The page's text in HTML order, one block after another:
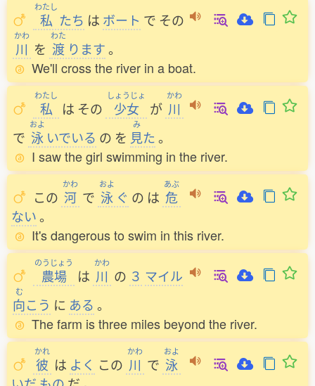
わたし
私 たち は ボート で その
かわ
川 を
わた
渡 ります。
We'll cross the river in a boat.
わたし
私 は その
しょうじょ
少女 が
かわ
川
で
およ
泳 いでいる の を
み
見た。
I saw the girl swimming in the river.
この
かわ
河 で
およ
泳 ぐ の は
あぶ
危
ない。
It's dangerous to swim in this river.
のうじょう
農場 は
かわ
川 の ３ マイル
む
向こう に ある 。
The farm is three miles beyond the river.
かれ
彼 は よく この
かわ
川 で
およ
泳